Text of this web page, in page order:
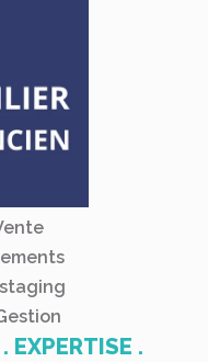
EXPERTISE .